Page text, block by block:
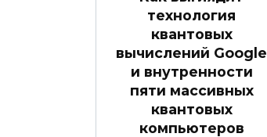
технология
квантовых
вычислений Google
и внутренности
пяти массивных
квантовых
компьютеров